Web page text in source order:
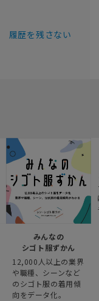
履歴を残さない
みんなの
シゴト服ずかん
12,000人以上の業界
や職種、シーンなど
のシゴト服の着用傾
向をデータ化。